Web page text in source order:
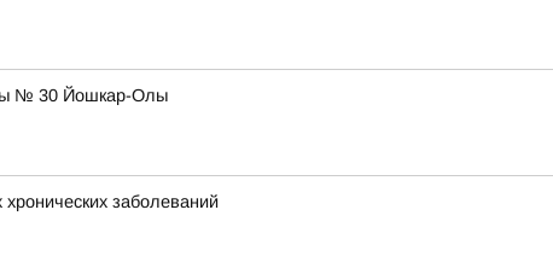
№ 30 Йошкар-Олы
заболеваний